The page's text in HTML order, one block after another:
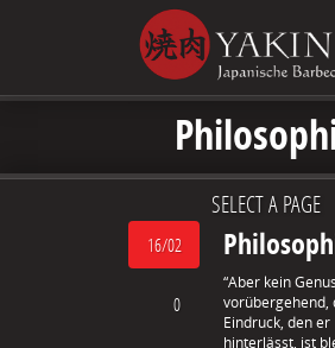
SELECT A PAGE
16/02
0
“Aber kein
vorübergehend,
Eindruck, den er
hinterlässt, ist